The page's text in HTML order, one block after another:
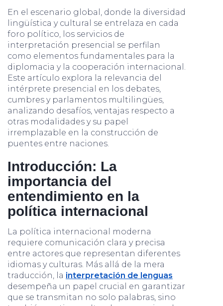
En el escenario global, donde la diversidad
lingüística y cultural se entrelaza en cada
foro político, los servicios de
interpretación presencial se perfilan
como elementos fundamentales para la
diplomacia y la cooperación internacional.
Este artículo explora la relevancia del
intérprete presencial en los debates,
cumbres y parlamentos multilingües,
analizando desafíos, ventajas respecto a
otras modalidades y su papel
irremplazable en la construcción de
puentes entre naciones.
Introducción: La
importancia del
entendimiento en la
política internacional
La política internacional moderna
requiere comunicación clara y precisa
entre actores que representan diferentes
idiomas y culturas. Más allá de la mera
traducción, la interpretación de lenguas
desempeña un papel crucial en garantizar
que se transmitan no solo palabras, sino